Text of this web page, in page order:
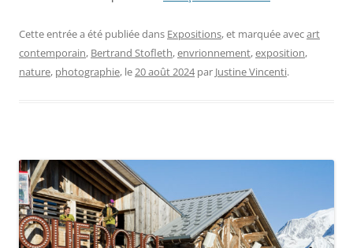
Cette entrée a été publiée dans Expositions, et marquée avecart
contemporain, Bertrand Stofleth,envrionnement,exposition,
nature, photographie, le20 août 2024 par Justine Vincenti.